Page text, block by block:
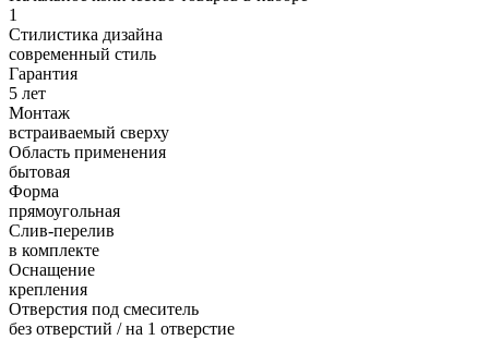
1
Стилистика дизайна
современный стиль
Гарантия
5 лет
Монтаж
встраиваемый сверху
Область применения
бытовая
Форма
прямоугольная
Слив-перелив
в комплекте
Оснащение
крепления
Отверстия под смеситель
без отверстий / на 1 отверстие